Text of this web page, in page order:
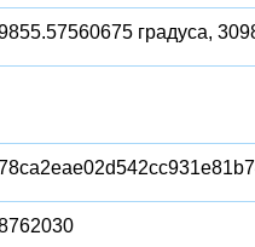
градуса,